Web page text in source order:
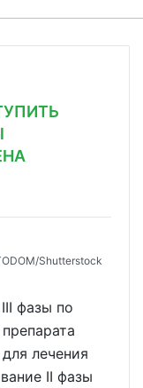
Shutterstock
фазы по
лечения
II фазы